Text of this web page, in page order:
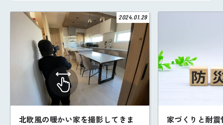
北欧風の暖かい家を撮影してきま
2024.01.29
家づくりと耐震